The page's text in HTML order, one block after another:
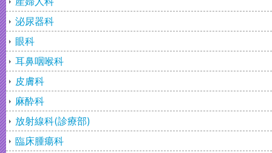
泌尿器科
眼科
耳鼻咽喉科
皮膚科
麻酔科
放射線科(診療部)
臨床腫瘍科